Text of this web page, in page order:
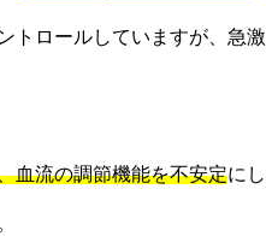
トロールしていますが、急激
血流の調節機能を不安定にし